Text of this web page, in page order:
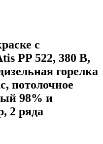
с
PP 522, 380 В,
горелка
потолочное
98% и
2 ряда